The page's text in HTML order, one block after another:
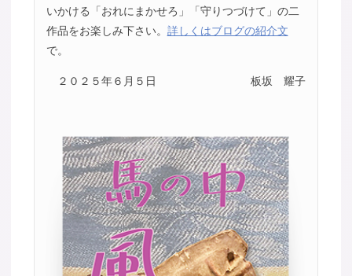
いかける「おれにまかせろ」「守りつづけて」の二
作品をお楽しみ下さい。 詳しくはブログの紹介文
で。
２０２５年６月５日 板坂 耀子